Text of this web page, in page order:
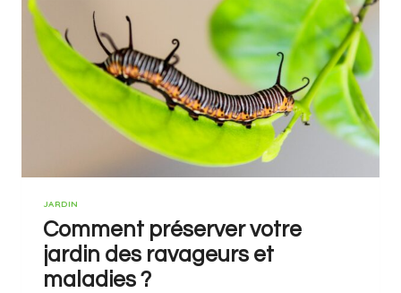
JARDIN
Comment préserver votre
jardin des ravageurs et
maladies ?